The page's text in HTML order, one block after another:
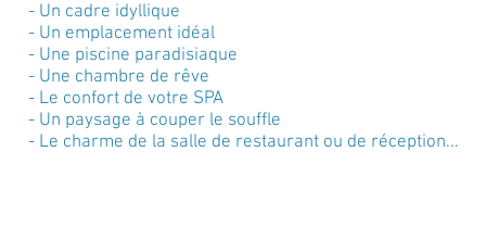
- Un cadre idyllique
- Un emplacement idéal
- Une piscine paradisiaque
- Une chambre de rêve
- Le confort de votre SPA
- Un paysage à couper le souffle
- Le charme de la salle de restaurant ou de réception...